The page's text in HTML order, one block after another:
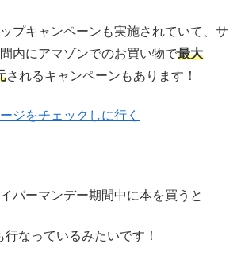
プキャンペーンも実施されていて、サ
内にアマゾンでのお買い物で最大
されるキャンペーンもあります！
ジをチェックしに行く
バーマンデー期間中に本を買うと
行なっているみたいです！